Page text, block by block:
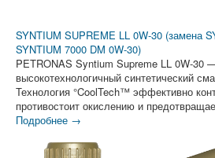
SYNTIUM SUPREME LL 0W-30 (замена
SYNTIUM 7000 DM 0W-30)
PETRONAS Syntium Supreme LL 0W-30
высокотехнологичный синтетический
Технология °CoolTech™ эффективно
противостоит окислению и
Подробнее →